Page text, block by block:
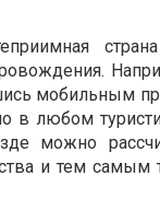
мобильным
в любом
можно
и тем самым